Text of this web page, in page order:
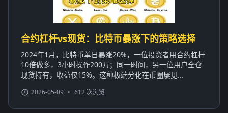
合约杠杆vs现货：比特币暴涨下的策略选择
2024年1月，比特币单日暴涨20%，一位投资者用合约杠杆
10倍做多，3小时操作200万；同一时间，另一位用户全仓
现货持有，收益仅15%。这种极端分化在币圈屡见...
2026-05-09 • 612 次浏览